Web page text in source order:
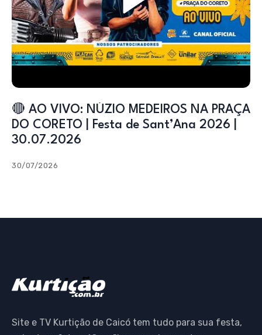
🔴 AO VIVO: NÚZIO MEDEIROS NA PRAÇA
DO CORETO | Festa de Sant’Ana 2026 |
30.07.2026
30/07/2026
Site e TV Kurtição de Caicó tem tudo para sua festa,